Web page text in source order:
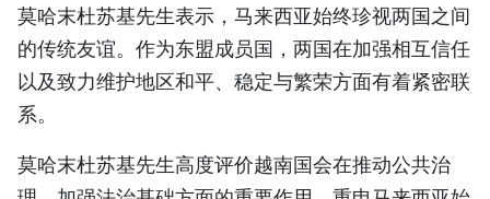
莫哈末杜苏基先生表示，马来西亚始终珍视两国之间
的传统友谊。作为东盟成员国，两国在加强相互信任
以及致力维护地区和平、稳定与繁荣方面有着紧密联
系。
莫哈末杜苏基先生高度评价越南国会在推动公共治